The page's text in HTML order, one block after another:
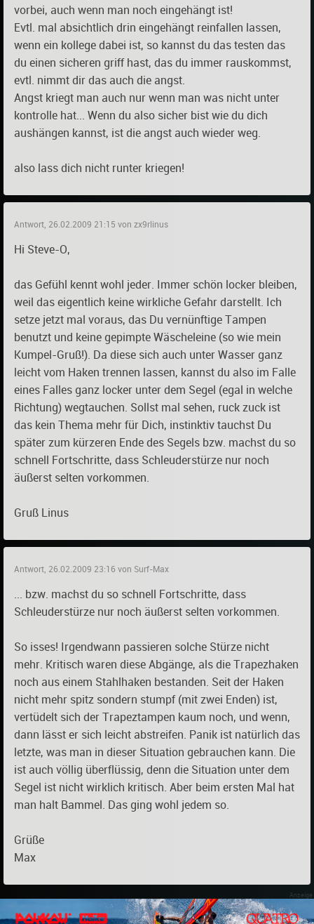
vorbei, auch wenn man noch eingehängt ist!
Evtl. mal absichtlich drin eingehängt reinfallen lassen,
wenn ein kollege dabei ist, so kannst du das testen das
du einen sicheren griff hast, das du immer rauskommst,
evtl. nimmt dir das auch die angst.
Angst kriegt man auch nur wenn man was nicht unter
kontrolle hat... Wenn du also sicher bist wie du dich
aushängen kannst, ist die angst auch wieder weg.
also lass dich nicht runter kriegen!
Antwort, 26.02.2009 21:15 von zx9rlinus
Hi Steve-O,
das Gefühl kennt wohl jeder. Immer schön locker bleiben,
weil das eigentlich keine wirkliche Gefahr darstellt. Ich
setze jetzt mal voraus, das Du vernünftige Tampen
benutzt und keine gepimpte Wäscheleine (so wie mein
Kumpel-Gruß!). Da diese sich auch unter Wasser ganz
leicht vom Haken trennen lassen, kannst du also im Falle
eines Falles ganz locker unter dem Segel (egal in welche
Richtung) wegtauchen. Sollst mal sehen, ruck zuck ist
das kein Thema mehr für Dich, instinktiv tauchst Du
später zum kürzeren Ende des Segels bzw. machst du so
schnell Fortschritte, dass Schleuderstürze nur noch
äußerst selten vorkommen.
Gruß Linus
Antwort, 26.02.2009 23:16 von Surf-Max
... bzw. machst du so schnell Fortschritte, dass
Schleuderstürze nur noch äußerst selten vorkommen.
So isses! Irgendwann passieren solche Stürze nicht
mehr. Kritisch waren diese Abgänge, als die Trapezhaken
noch aus einem Stahlhaken bestanden. Seit der Haken
nicht mehr spitz sondern stumpf (mit zwei Enden) ist,
vertüdelt sich der Trapeztampen kaum noch, und wenn,
dann lässt er sich leicht abstreifen. Panik ist natürlich das
letzte, was man in dieser Situation gebrauchen kann. Die
ist auch völlig überflüssig, denn die Situation unter dem
Segel ist nicht wirklich kritisch. Aber beim ersten Mal hat
man halt Bammel. Das ging wohl jedem so.
Grüße
Max